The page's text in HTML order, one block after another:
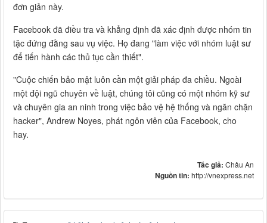
đơn giản này.
Facebook đã điều tra và khẳng định đã xác định được nhóm tin
tặc đứng đằng sau vụ việc. Họ đang "làm việc với nhóm luật sư
để tiến hành các thủ tục cần thiết".
"Cuộc chiến bảo mật luôn cần một giải pháp đa chiều. Ngoài
một đội ngũ chuyên về luật, chúng tôi cũng có một nhóm kỹ sư
và chuyên gia an ninh trong việc bảo vệ hệ thống và ngăn chặn
hacker", Andrew Noyes, phát ngôn viên của Facebook, cho
hay.
Tác giả: Châu An
Nguồn tin: http://vnexpress.net